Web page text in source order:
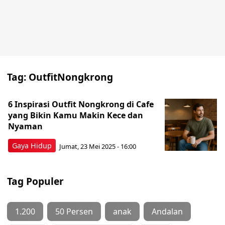
Tag: OutfitNongkrong
Gaya Hidup
6 Inspirasi Outfit Nongkrong di Cafe
yang Bikin Kamu Makin Kece dan
Nyaman
Jumat, 23 Mei 2025 - 16:00
Tag Populer
1.200 50 Persen anak Andalan